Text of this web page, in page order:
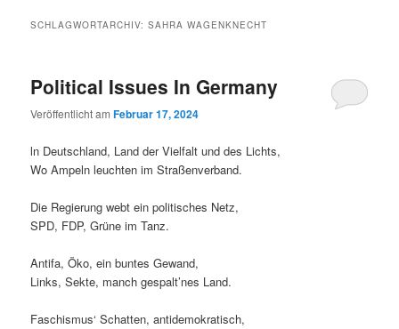
SCHLAGWORTARCHIV:SAHRA WAGENKNECHT
Political Issues In Germany
Veröffentlicht amFebruar 17, 2024
ln Deutschland, Land der Vielfalt und des Lichts,
Wo Ampeln leuchten im Straßenverband.
Die Regierung webt ein politisches Netz,
SPD, FDP, Grüne im Tanz.
Antifa, Öko, ein buntes Gewand,
Links, Sekte, manch gespalt’nes Land.
Faschismus‘ Schatten, antidemokratisch,